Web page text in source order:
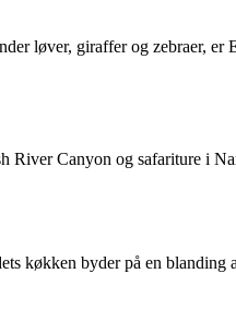
løver, giraffer og zebraer, er
River Canyon og safariture i
køkken byder på en blanding